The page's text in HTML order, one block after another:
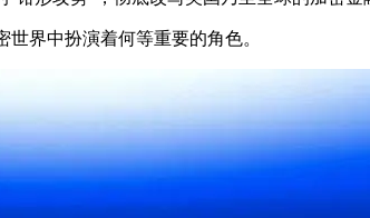
界中扮演着何等重要的角色。